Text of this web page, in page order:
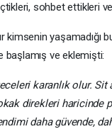
sohbet ettikleri
yaşamadığı
başlamış ve eklemişti:
karanlık olur. Sit
direkleri
daha güvende,